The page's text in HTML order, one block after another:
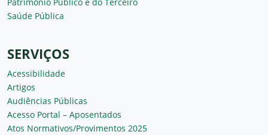
Saúde Pública
SERVIÇOS
Acessibilidade
Artigos
Audiências Públicas
Acesso Portal – Aposentados
Atos Normativos/Provimentos 2025